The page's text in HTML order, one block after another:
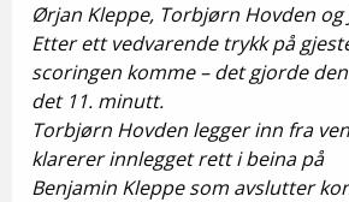
Ørjan Kleppe, Torbjørn Hovden og
Etter ett vedvarende trykk på
scoringen komme – det gjorde
det 11. minutt.
Torbjørn Hovden legger inn fra
klarerer innlegget rett i beina på
Benjamin Kleppe som avslutter